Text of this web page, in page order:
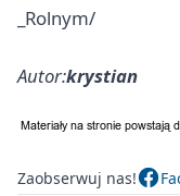
_Rolnym/
Autor:krystian
Zaobserwuj nas!